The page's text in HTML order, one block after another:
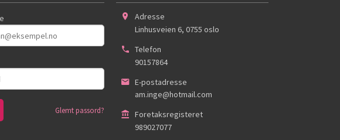
Glemt passord?
Adresse
Linhusveien 6, 0755 oslo
Telefon
90157864
E-postadresse
am.inge@hotmail.com
Foretaksregisteret
989027077